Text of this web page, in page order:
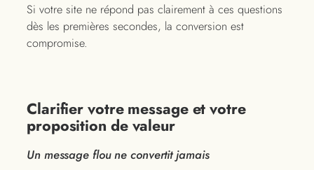
Si votre site ne répond pas clairement à ces questions
dès les premières secondes, la conversion est
compromise.
Clarifier votre message et votre
proposition de valeur
Un message flou ne convertit jamais